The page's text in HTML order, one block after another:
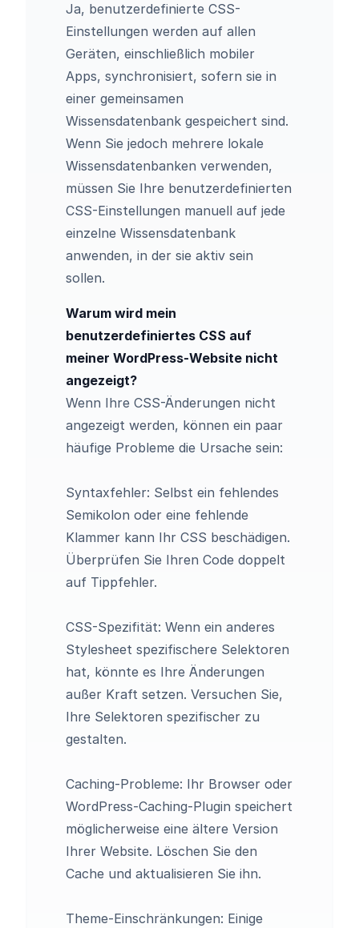
Ja, benutzerdefinierte CSS-
Einstellungen werden auf allen
Geräten, einschließlich mobiler
Apps, synchronisiert, sofern sie in
einer gemeinsamen
Wissensdatenbank gespeichert sind.
Wenn Sie jedoch mehrere lokale
Wissensdatenbanken verwenden,
müssen Sie Ihre benutzerdefinierten
CSS-Einstellungen manuell auf jede
einzelne Wissensdatenbank
anwenden, in der sie aktiv sein
sollen.
Warum wird mein
benutzerdefiniertes CSS auf
meiner WordPress-Website nicht
angezeigt?
Wenn Ihre CSS-Änderungen nicht
angezeigt werden, können ein paar
häufige Probleme die Ursache sein:
Syntaxfehler: Selbst ein fehlendes
Semikolon oder eine fehlende
Klammer kann Ihr CSS beschädigen.
Überprüfen Sie Ihren Code doppelt
auf Tippfehler.
CSS-Spezifität: Wenn ein anderes
Stylesheet spezifischere Selektoren
hat, könnte es Ihre Änderungen
außer Kraft setzen. Versuchen Sie,
Ihre Selektoren spezifischer zu
gestalten.
Caching-Probleme: Ihr Browser oder
WordPress-Caching-Plugin speichert
möglicherweise eine ältere Version
Ihrer Website. Löschen Sie den
Cache und aktualisieren Sie ihn.
Theme-Einschränkungen: Einige